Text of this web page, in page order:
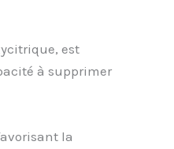
est
à supprimer
la